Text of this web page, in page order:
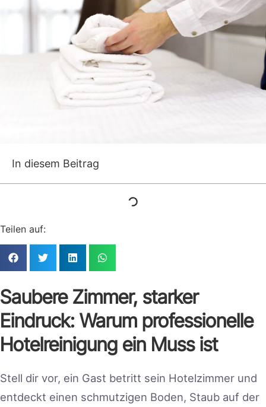
In diesem Beitrag
Teilen auf:
Saubere Zimmer, starker
Eindruck: Warum professionelle
Hotelreinigung ein Muss ist
Stell dir vor, ein Gast betritt sein Hotelzimmer und
entdeckt einen schmutzigen Boden, Staub auf der